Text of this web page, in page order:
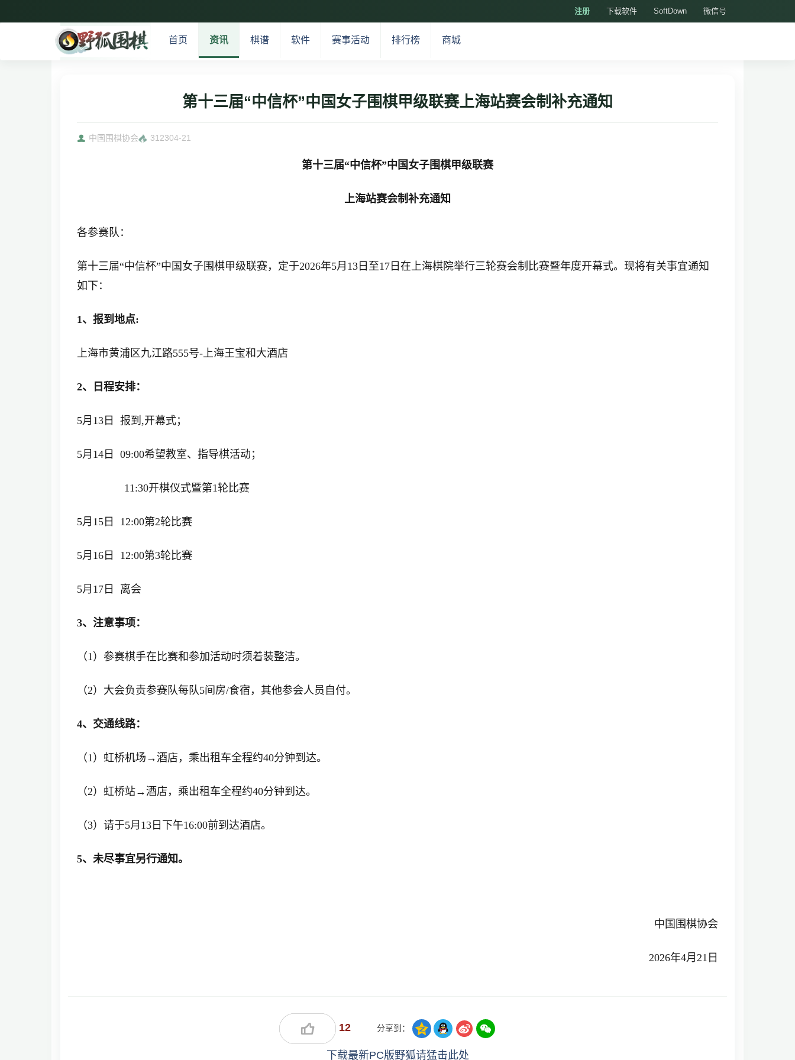
注册 下载软件 SoftDown 微信号
首页 资讯 棋谱 软件 赛事活动 排行榜 商城
第十三届“中信杯”中国女子围棋甲级联赛上海站赛会制补充通知
中国围棋协会 312304-21
第十三届“中信杯”中国女子围棋甲级联赛
上海站赛会制补充通知
各参赛队：
第十三届“中信杯”中国女子围棋甲级联赛，定于2026年5月13日至17日在上海棋院举行三轮赛会制比赛暨年度开幕式。现将有关事宜通知
如下：
1、报到地点:
上海市黄浦区九江路555号-上海王宝和大酒店
2、日程安排：
5月13日 报到,开幕式；
5月14日 09:00希望教室、指导棋活动；
11:30开棋仪式暨第1轮比赛
5月15日 12:00第2轮比赛
5月16日 12:00第3轮比赛
5月17日 离会
3、注意事项：
（1）参赛棋手在比赛和参加活动时须着装整洁。
（2）大会负责参赛队每队5间房/食宿，其他参会人员自付。
4、交通线路：
（1）虹桥机场→酒店，乘出租车全程约40分钟到达。
（2）虹桥站→酒店，乘出租车全程约40分钟到达。
（3）请于5月13日下午16:00前到达酒店。
5、未尽事宜另行通知。
中国围棋协会
2026年4月21日
12 分享到：
下载最新PC版野狐请猛击此处